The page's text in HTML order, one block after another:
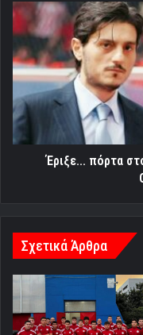
Έριξε...
πόρτα
ΠΑΟ
και
επέλεξε
Παρτιζάν
ο
Ομπράντοβιτς
Έριξε... πόρτα
Σχετικά Άρθρα